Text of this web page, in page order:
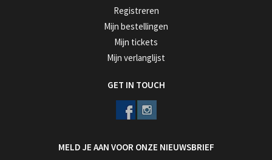
Registreren
Mijn bestellingen
Mijn tickets
Mijn verlanglijst
GET IN TOUCH
MELD JE AAN VOOR ONZE NIEUWSBRIEF